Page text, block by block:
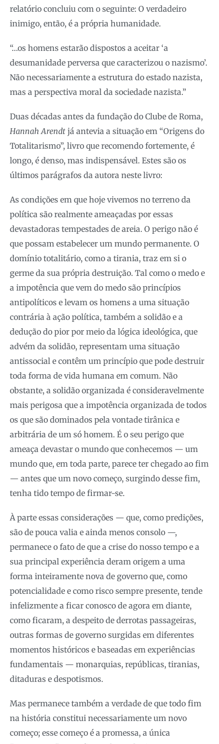
relatório concluiu com o seguinte: O verdadeiro
inimigo, então, é a própria humanidade.
“…os homens estarão dispostos a aceitar ‘a
desumanidade perversa que caracterizou o nazismo’.
Não necessariamente a estrutura do estado nazista,
mas a perspectiva moral da sociedade nazista.”
Duas décadas antes da fundação do Clube de Roma,
Hannah Arendt já antevia a situação em “Origens do
Totalitarismo”, livro que recomendo fortemente, é
longo, é denso, mas indispensável. Estes são os
últimos parágrafos da autora neste livro:
As condições em que hoje vivemos no terreno da
política são realmente ameaçadas por essas
devastadoras tempestades de areia. O perigo não é
que possam estabelecer um mundo permanente. O
domínio totalitário, como a tirania, traz em si o
germe da sua própria destruição. Tal como o medo e
a impotência que vem do medo são princípios
antipolíticos e levam os homens a uma situação
contrária à ação política, também a solidão e a
dedução do pior por meio da lógica ideológica, que
advém da solidão, representam uma situação
antissocial e contêm um princípio que pode destruir
toda forma de vida humana em comum. Não
obstante, a solidão organizada é consideravelmente
mais perigosa que a impotência organizada de todos
os que são dominados pela vontade tirânica e
arbitrária de um só homem. É o seu perigo que
ameaça devastar o mundo que conhecemos — um
mundo que, em toda parte, parece ter chegado ao fim
— antes que um novo começo, surgindo desse fim,
tenha tido tempo de firmar-se.
À parte essas considerações — que, como predições,
são de pouca valia e ainda menos consolo —,
permanece o fato de que a crise do nosso tempo e a
sua principal experiência deram origem a uma
forma inteiramente nova de governo que, como
potencialidade e como risco sempre presente, tende
infelizmente a ficar conosco de agora em diante,
como ficaram, a despeito de derrotas passageiras,
outras formas de governo surgidas em diferentes
momentos históricos e baseadas em experiências
fundamentais — monarquias, repúblicas, tiranias,
ditaduras e despotismos.
Mas permanece também a verdade de que todo fim
na história constitui necessariamente um novo
começo; esse começo é a promessa, a única